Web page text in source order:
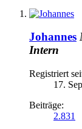
Johannes
Intern
Registriert
17.
Beiträge:
2.831